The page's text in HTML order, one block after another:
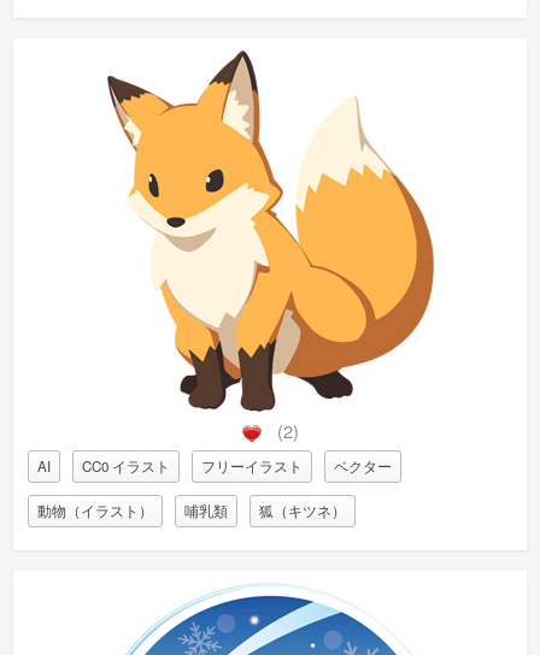
(2)
AI CC0 イラスト フリーイラスト ベクター
動物（イラスト） 哺乳類 狐（キツネ）